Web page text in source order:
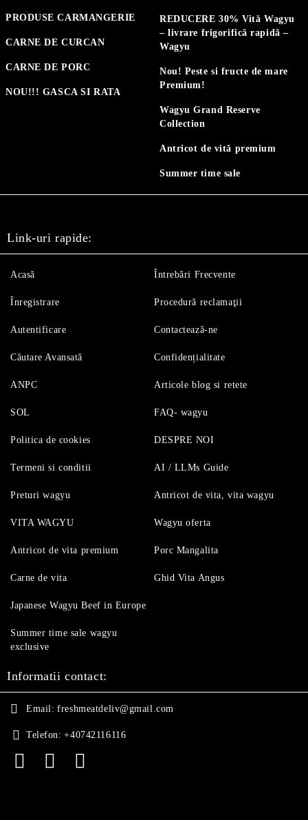
PRODUSE CARMANGERIE
CARNE DE CURCAN
CARNE DE PORC
NOU!!! GASCA SI RATA
REDUCERE 30% Vită Wagyu
– livrare frigorifică rapidă –
Wagyu
Nou! Peste si fructe de mare
Premium!
Wagyu Grand Reserve
Collection
Antricot de vită premium
Summer time sale
Link-uri rapide:
Acasă
Înregistrare
Autentificare
Căutare Avansată
Întrebări Frecvente
Procedură reclamaţii
Contactează-ne
Confidențialitate
ANPC
SOL
Politica de cookies
Termeni si conditii
Articole blog si retete
FAQ- wagyu
DESPRE NOI
AI / LLMs Guide
Preturi wagyu
VITA WAGYU
Antricot de vita premium
Carne de vita
Antricot de vita, vita wagyu
Wagyu oferta
Porc Mangalita
Ghid Vita Angus
Japanese Wagyu Beef in Europe
Summer time sale wagyu
exclusive
Informatii contact:
Email: freshmeatdeliv@gmail.com
Telefon: +40742116116